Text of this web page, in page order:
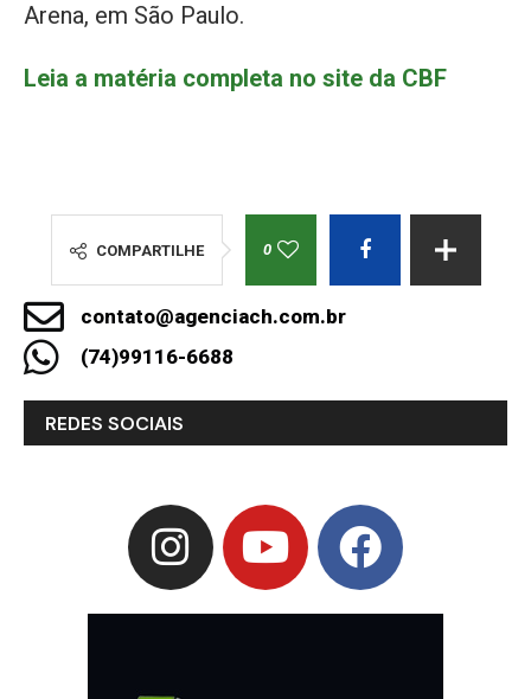
Arena, em São Paulo.
Leia a matéria completa no site da CBF
COMPARTILHE 0
contato@agenciach.com.br
(74)99116-6688
REDES SOCIAIS